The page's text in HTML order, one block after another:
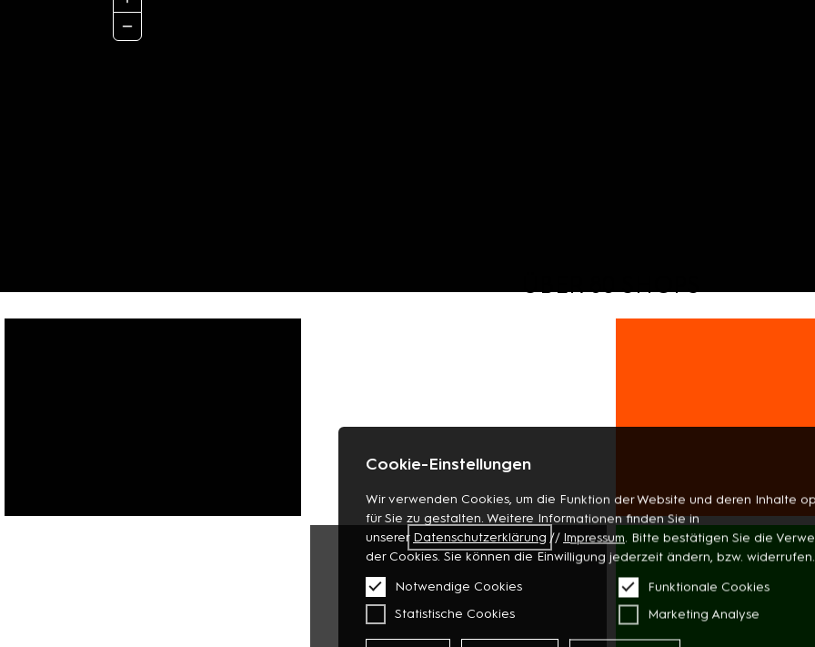
Cookie-Einstellungen
Wir verwenden Cookies, um die Funktion der Website und deren Inhalte
für Sie zu gestalten. Weitere Informationen finden Sie in
unserer Datenschutzerklärung // Impressum. Bitte bestätigen Sie die
der Cookies. Sie können die Einwilligung jederzeit ändern, bzw. widerrufen.
Notwendige Cookies
Funktionale Cookies
Statistische Cookies
Marketing Analyse
ÜBER 80 SHOPS
WOHNEN
BÜCHER
PAPETERIE
BLUMEN